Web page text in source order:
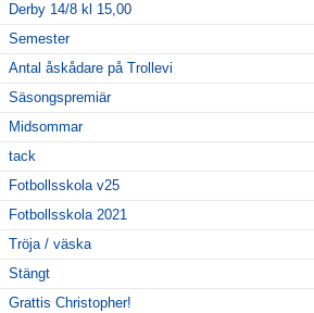
Derby 14/8 kl 15,00
Semester
Antal åskådare på Trollevi
Säsongspremiär
Midsommar
tack
Fotbollsskola v25
Fotbollsskola 2021
Tröja / väska
Stängt
Grattis Christopher!